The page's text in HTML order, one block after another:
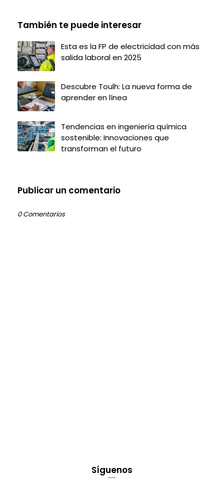
También te puede interesar
Esta es la FP de electricidad con más
salida laboral en 2025
Descubre Toulh: La nueva forma de
aprender en línea
Tendencias en ingeniería química
sostenible: Innovaciones que
transforman el futuro
Publicar un comentario
0 Comentarios
Síguenos